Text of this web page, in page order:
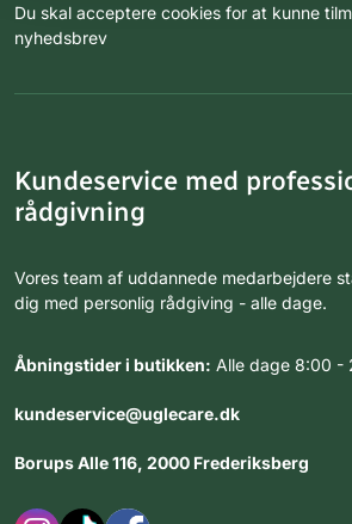
Du skal acceptere cookies for at kunne
nyhedsbrev
Kundeservice med
rådgivning
Vores team af uddannede medarbejdere
dig med personlig rådgiving - alle dage.
Åbningstider i butikken: Alle dage 8:00 -
kundeservice@uglecare.dk
Borups Alle 116, 2000 Frederiksberg